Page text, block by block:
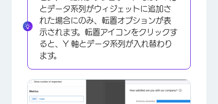
とデータ系列がウィジェットに追加さ
れた場合にのみ、転置オプションが表
示されます。転置アイコンをクリックす
ると、Y 軸とデータ系列が入れ替わり
ます。